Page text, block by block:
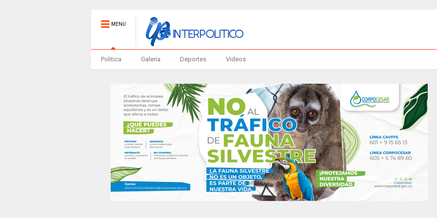
MENU
Politica Galeria Deportes Videos